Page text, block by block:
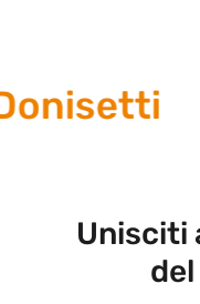
Unisciti